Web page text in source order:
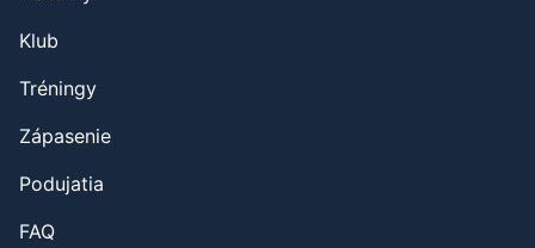
Klub
Tréningy
Zápasenie
Podujatia
FAQ